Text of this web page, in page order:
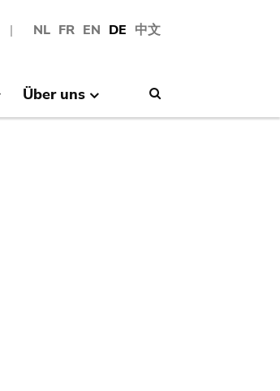
NL FR EN DE 中文
Über uns